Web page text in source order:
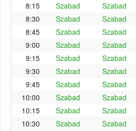
8:15
Szabad Szabad
8:30
Szabad Szabad
8:45
Szabad Szabad
9:00
Szabad Szabad
9:15
Szabad Szabad
9:30
Szabad Szabad
9:45
Szabad Szabad
10:00
Szabad Szabad
10:15
Szabad Szabad
10:30
Szabad Szabad